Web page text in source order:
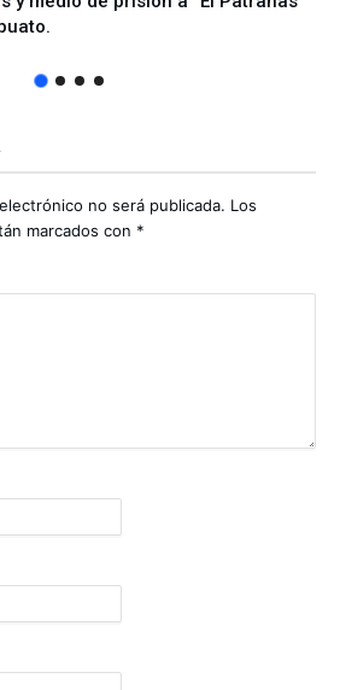
no será publicada. Los
marcados con *